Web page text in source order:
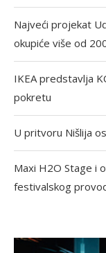
Najveći projekat
okupiće više od
IKEA predstavlja
pokretu
U pritvoru Nišlija
Maxi H2O Stage i
festivalskog